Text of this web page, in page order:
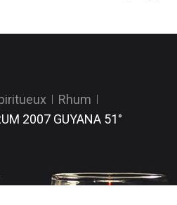
Rhum
2007 GUYANA 51°